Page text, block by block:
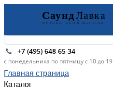
+7 (495) 648 65 34
с понедельника по пятницу с 10 до 19
Главная страница
Каталог